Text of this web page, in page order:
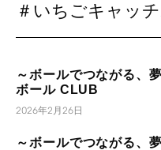
＃いちごキャッ
～ボールでつながる、
ボール CLUB
2026年2月26日
～ボールでつながる、